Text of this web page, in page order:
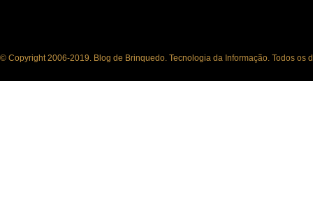
© Copyright 2006-2019. Blog de Brinquedo. Tecnologia da Informação. Todos os